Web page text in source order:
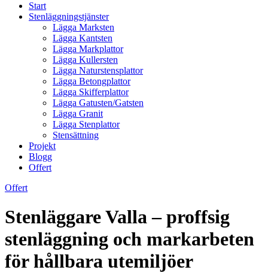
Start
Stenläggningstjänster
Lägga Marksten
Lägga Kantsten
Lägga Markplattor
Lägga Kullersten
Lägga Naturstensplattor
Lägga Betongplattor
Lägga Skifferplattor
Lägga Gatusten/Gatsten
Lägga Granit
Lägga Stenplattor
Stensättning
Projekt
Blogg
Offert
Offert
Stenläggare Valla – proffsig
stenläggning och markarbeten
för hållbara utemiljöer